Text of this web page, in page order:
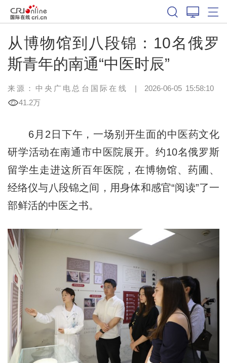
从博物馆到八段锦：10名俄罗
斯青年的南通“中医时辰”
来源：中央广电总台国际在线 | 2026-06-05 15:58:10
41.2万
6月2日下午，一场别开生面的中医药文化
研学活动在南通市中医院展开。约10名俄罗斯
留学生走进这所百年医院，在博物馆、药圃、
经络仪与八段锦之间，用身体和感官“阅读”了一
部鲜活的中医之书。